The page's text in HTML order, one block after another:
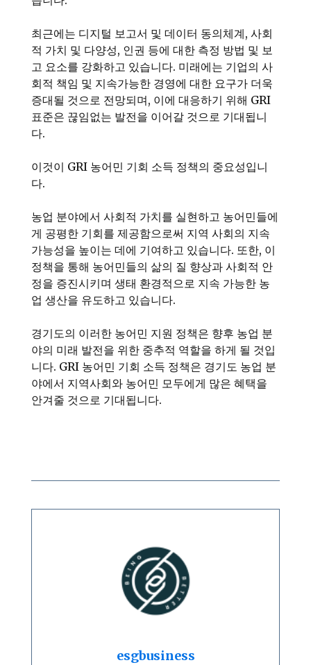
최근에는 디지털 보고서 및 데이터 동의체계, 사회
적 가치 및 다양성, 인권 등에 대한 측정 방법 및 보
고 요소를 강화하고 있습니다. 미래에는 기업의 사
회적 책임 및 지속가능한 경영에 대한 요구가 더욱
증대될 것으로 전망되며, 이에 대응하기 위해 GRI
표준은 끊임없는 발전을 이어갈 것으로 기대됩니
다.
이것이 GRI 농어민 기회 소득 정책의 중요성입니
다.
농업 분야에서 사회적 가치를 실현하고 농어민들에
게 공평한 기회를 제공함으로써 지역 사회의 지속
가능성을 높이는 데에 기여하고 있습니다. 또한, 이
정책을 통해 농어민들의 삶의 질 향상과 사회적 안
정을 증진시키며 생태 환경적으로 지속 가능한 농
업 생산을 유도하고 있습니다.
경기도의 이러한 농어민 지원 정책은 향후 농업 분
야의 미래 발전을 위한 중추적 역할을 하게 될 것입
니다. GRI 농어민 기회 소득 정책은 경기도 농업 분
야에서 지역사회와 농어민 모두에게 많은 혜택을
안겨줄 것으로 기대됩니다.
esgbusiness